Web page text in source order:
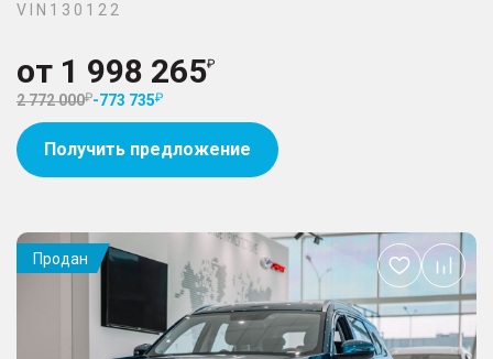
V I N 1 3 0 1 2 2
от 1 998 265
2 772 000 -773 735
Получить предложение
Продан
Добавить
в
избранное